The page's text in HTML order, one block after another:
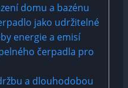
domu a ‍bazénu
jako udržitelné
energie a emisí
⁣čerpadla pro
a dlouhodobou‍